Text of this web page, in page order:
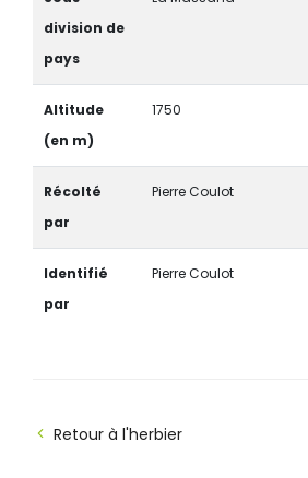
division de
pays
Altitude
(en m)
1750
Récolté
par
Pierre Coulot
Identifié
par
Pierre Coulot
Retour à l'herbier